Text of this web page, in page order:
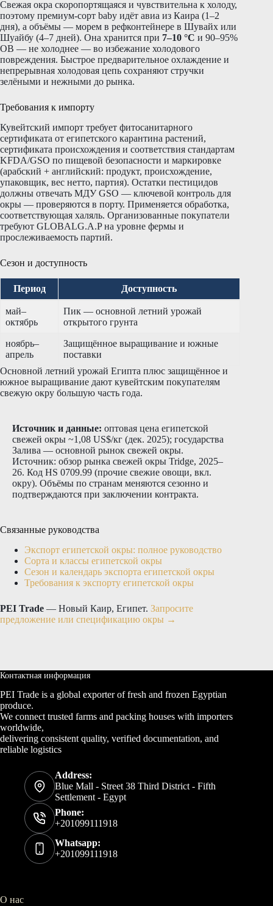
Свежая окра скоропортящаяся и чувствительна к холоду,
поэтому премиум-сорт baby идёт авиа из Каира (1–2
дня), а объёмы — морем в рефконтейнере в Шувайх или
Шуайбу (4–7 дней). Она хранится при 7–10 °C и 90–95%
ОВ — не холоднее — во избежание холодового
повреждения. Быстрое предварительное охлаждение и
непрерывная холодовая цепь сохраняют стручки
зелёными и нежными до рынка.
Требования к импорту
Кувейтский импорт требует фитосанитарного
сертификата от египетского карантина растений,
сертификата происхождения и соответствия стандартам
KFDA/GSO по пищевой безопасности и маркировке
(арабский + английский: продукт, происхождение,
упаковщик, вес нетто, партия). Остатки пестицидов
должны отвечать МДУ GSO — ключевой контроль для
окры — проверяются в порту. Применяется обработка,
соответствующая халяль. Организованные покупатели
требуют GLOBALG.A.P на уровне фермы и
прослеживаемость партий.
Сезон и доступность
Период Доступность
май–
октябрь
Пик — основной летний урожай
открытого грунта
ноябрь–
апрель
Защищённое выращивание и южные
поставки
Основной летний урожай Египта плюс защищённое и
южное выращивание дают кувейтским покупателям
свежую окру большую часть года.
Источник и данные: оптовая цена египетской
свежей окры ~1,08 US$/кг (дек. 2025); государства
Залива — основной рынок свежей окры.
Источник: обзор рынка свежей окры Tridge, 2025–
26. Код HS 0709.99 (прочие свежие овощи, вкл.
окру). Объёмы по странам меняются сезонно и
подтверждаются при заключении контракта.
Связанные руководства
Экспорт египетской окры: полное руководство
Сорта и классы египетской окры
Сезон и календарь экспорта египетской окры
Требования к экспорту египетской окры
PEI Trade — Новый Каир, Египет. Запросите
предложение или спецификацию окры →
Контактная информация
PEI Trade is a global exporter of fresh and frozen Egyptian
produce.
We connect trusted farms and packing houses with importers
worldwide,
delivering consistent quality, verified documentation, and
reliable logistics
Address:
Blue Mall - Street 38 Third District - Fifth
Settlement - Egypt
Phone:
+201099111918
Whatsapp:
+201099111918
О нас